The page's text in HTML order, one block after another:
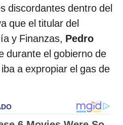
discordantes dentro del
que el titular del
y Finanzas, Pedro
durante el gobierno de
a expropiar el gas de